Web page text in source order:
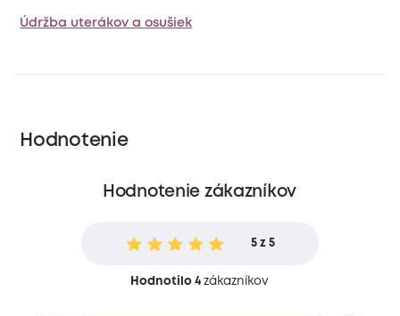
Údržba uterákov a osušiek
Hodnotenie
Hodnotenie zákazníkov
5 z 5
Hodnotilo 4 zákazníkov